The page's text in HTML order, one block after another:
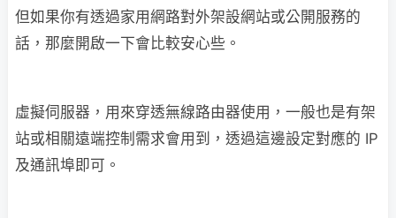
但如果你有透過家用網路對外架設網站或公開服務的
話，那麼開啟一下會比較安心些。
虛擬伺服器，用來穿透無線路由器使用，一般也是有架
站或相關遠端控制需求會用到，透過這邊設定對應的 IP
及通訊埠即可。